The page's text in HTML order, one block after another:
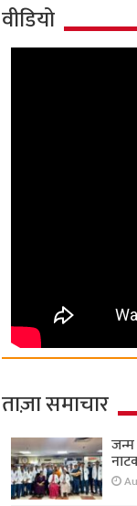
वीडियो
ताज़ा समाचार